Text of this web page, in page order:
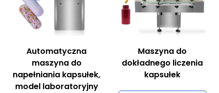
Automatyczna
maszyna do
napełniania kapsułek,
model laboratoryjny
Maszyna do
dokładnego liczenia
kapsułek